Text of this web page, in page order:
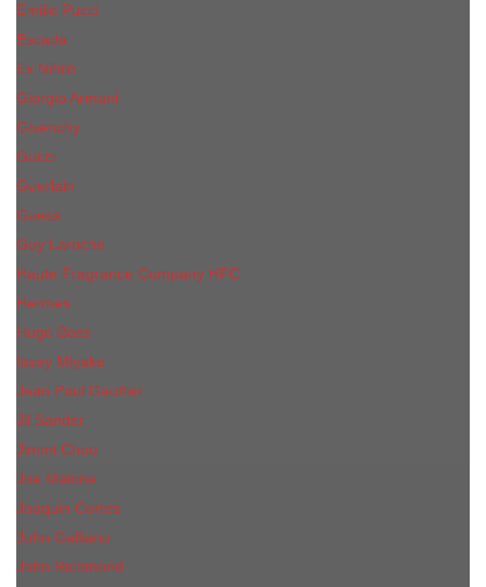
Emilio Pucci
Escada
Ex Nihilo
Giorgio Armani
Givenchy
Gucci
Guerlain
Guess
Guy Laroche
Haute Fragrance Company HFC
Hermes
Hugo Boss
Issey Miyake
Jean Paul Gaultier
Jil Sander
Jimmi Choo
Jое Malоnе
Joaquin Cortes
John Galliano
John Richmond